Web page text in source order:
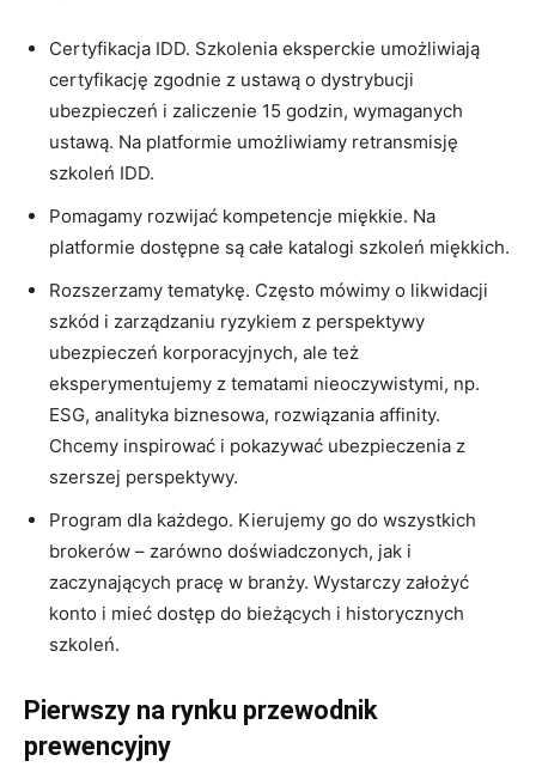
Certyfikacja IDD. Szkolenia eksperckie umożliwiają
certyfikację zgodnie z ustawą o dystrybucji
ubezpieczeń i zaliczenie 15 godzin, wymaganych
ustawą. Na platformie umożliwiamy retransmisję
szkoleń IDD.
Pomagamy rozwijać kompetencje miękkie. Na
platformie dostępne są całe katalogi szkoleń miękkich.
Rozszerzamy tematykę. Często mówimy o likwidacji
szkód i zarządzaniu ryzykiem z perspektywy
ubezpieczeń korporacyjnych, ale też
eksperymentujemy z tematami nieoczywistymi, np.
ESG, analityka biznesowa, rozwiązania affinity.
Chcemy inspirować i pokazywać ubezpieczenia z
szerszej perspektywy.
Program dla każdego. Kierujemy go do wszystkich
brokerów – zarówno doświadczonych, jak i
zaczynających pracę w branży. Wystarczy założyć
konto i mieć dostęp do bieżących i historycznych
szkoleń.
Pierwszy na rynku przewodnik
prewencyjny